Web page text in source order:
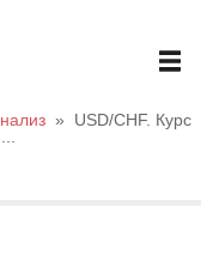
»
USD/CHF. Курс